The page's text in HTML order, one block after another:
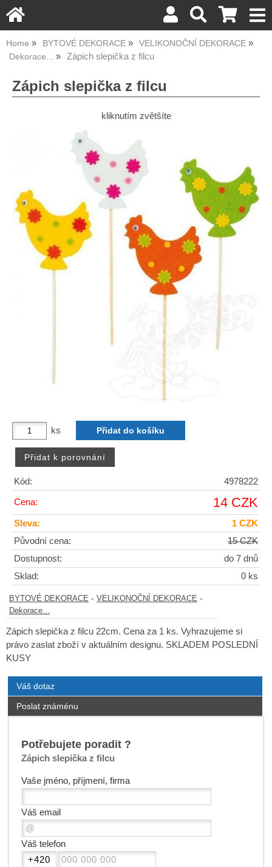
Home BYTOVÉ DEKORACE
VELIKONOČNÍ DEKORACE
Dekorace...
Zápich slepička z filcu
Zápich slepička z filcu
kliknutím zvětšíte
ks
Kód: 4978222
Cena: 14 CZK
Sleva:
1 CZK
Původní cena:
15 CZK
Dostupnost:
do 7 dnů
Sklad:
0 ks
BYTOVÉ DEKORACE - VELIKONOČNÍ DEKORACE -
Dekorace...
Zápich slepička z filcu 22cm. Cena za 1 ks. Vyhrazujeme si
právo zaslat zboží v aktuálním designu. SKLADEM POSLEDNÍ
KUSY
Váš dotaz
Poslat známénu
Potřebujete poradit ?
Zápich slepička z filcu
Vaše jméno, příjmení, firma
Váš email
Váš telefon